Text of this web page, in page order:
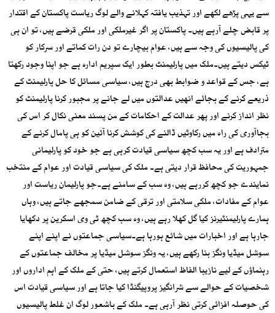
سے یہی پڑھے لکھے اور تہذیب یافتہ کہلانے والے لوگ ریاست پاکستان کے اقتدار
پر قابض چلے آرہے ہیں۔ پاکستان پر اگر غیرملکی اور ملکی قرضے ہیں، تو ان ہی
کی پالیسیوں کی وجہ سے ہیں، عوام بیچارے تو دن رات کماتے اور سرکار کو
ٹیکس دیتے ہیں۔ملک میں پارلیمنٹ بطور ایک سپریم ادارہ ہے جو اپنا وجود رکھتا
ہے، جس کے قواعد و ضوابط بھی درج ہیں، سیاسی مسائل کا حل پارلیمنٹ کے
ذریعے کرنے کے بجائے انھیں عدالتوں میں لے جانے پر مجبور کرنا پارلیمنٹ کو
نظر انداز کرنے اور پھر عدالت کے احکامات کے من پسند معنی نکال کر اس کی
بجاآوری کی راہ میں رکاوٹیں ڈالنے کی کوشش کرنا آئین کو ہی پامال کرنے کے
مترادف ہے اور یہ سب کچھ سیاسی قیادت کرہی ہے جو خود کو پارلیمانی
جمہوریت کی محافظ قرار دیتی ہے۔ ملک کی سیاسی قیادت اور عوام کے منتخب
نمایندے جو کچھ کررہے ہیں، وہ سب کے سامنے ہے۔جو پارلیمان ریاست اور
عوام کے مفادات، ملکی سلامتی اور ترقی کے ضامن سمجھے جاتے ہیں، وہاں
ہمارے پارلیمنٹیرنز کیا گل کھلا رہے ہیں، وہ سب کچھ ٹی وی اسکرین پر دکھایا
جارہا ہے اور اخبارات میں شائع ہورہا ہے۔سیاسی جماعتوں نے اپنے اپنے
سوشل میڈیا ونگز بنا رکھے ہیں، یہ ونگز سوشل میڈیا پر مخالف جماعتوں کے
رہنماؤں کے لیے نازیبا الفاظ استعمال کرتے ہیں، حتی کے ملک کے اہم اداروں اور
شخصیات کے حوالے سے شرانگیز پروپیگنڈا کیا جاتا ہے اور سیاسی قیادت اس
کی حوصلہ افزائی کرتی نظر آرہی ہے۔ ملک کے باشعور لوگ ان غلط پالیسیوں